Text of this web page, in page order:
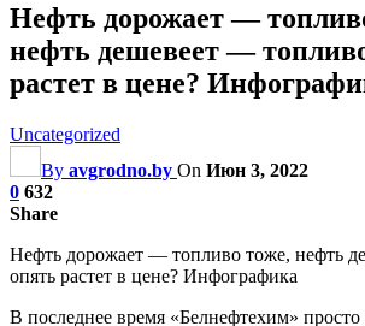
Нефть дорожает —
нефть дешевеет —
растет в цене?
Uncategorized
By avgrodno.by On Июн 3, 2022
0 632
Share
Нефть дорожает — топливо тоже, нефть
опять растет в цене? Инфографика
В последнее время «Белнефтехим» просто